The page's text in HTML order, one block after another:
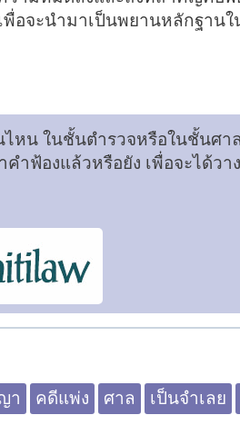
อจะนำมาเป็นพยานหลักฐาน
หน ในชั้นตำรวจหรือในชั้นศา
ำฟ้องแล้วหรือยัง เพื่อจะได้ว
า คดีแพ่ง ศาล เป็นจำเลย